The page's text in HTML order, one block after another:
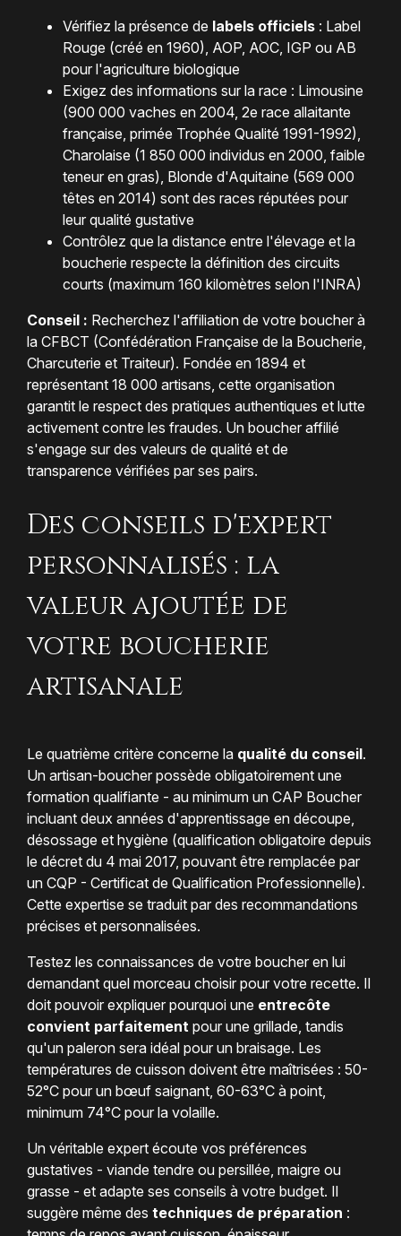
Vérifiez la présence de labels officiels: Label
Rouge (créé en 1960), AOP, AOC, IGP ou AB
pour l'agriculture biologique
Exigez des informations sur la race : Limousine
(900 000 vaches en 2004, 2e race allaitante
française, primée Trophée Qualité 1991-1992),
Charolaise (1 850 000 individus en 2000, faible
teneur en gras), Blonde d'Aquitaine (569 000
têtes en 2014) sont des races réputées pour
leur qualité gustative
Contrôlez que la distance entre l'élevage et la
boucherie respecte la définition des circuits
courts (maximum 160 kilomètres selon l'INRA)
Conseil : Recherchez l'affiliation de votre boucher à
la CFBCT (Confédération Française de la Boucherie,
Charcuterie et Traiteur). Fondée en 1894 et
représentant 18 000 artisans, cette organisation
garantit le respect des pratiques authentiques et lutte
activement contre les fraudes. Un boucher affilié
s'engage sur des valeurs de qualité et de
transparence vérifiées par ses pairs.
Des conseils d'expert
personnalisés : la
valeur ajoutée de
votre boucherie
artisanale
Le quatrième critère concerne la qualité du conseil.
Un artisan-boucher possède obligatoirement une
formation qualifiante - au minimum un CAP Boucher
incluant deux années d'apprentissage en découpe,
désossage et hygiène (qualification obligatoire depuis
le décret du 4 mai 2017, pouvant être remplacée par
un CQP - Certificat de Qualification Professionnelle).
Cette expertise se traduit par des recommandations
précises et personnalisées.
Testez les connaissances de votre boucher en lui
demandant quel morceau choisir pour votre recette. Il
doit pouvoir expliquer pourquoi une entrecôte
convient parfaitement pour une grillade, tandis
qu'un paleron sera idéal pour un braisage. Les
températures de cuisson doivent être maîtrisées : 50-
52°C pour un bœuf saignant, 60-63°C à point,
minimum 74°C pour la volaille.
Un véritable expert écoute vos préférences
gustatives - viande tendre ou persillée, maigre ou
grasse - et adapte ses conseils à votre budget. Il
suggère même des techniques de préparation :